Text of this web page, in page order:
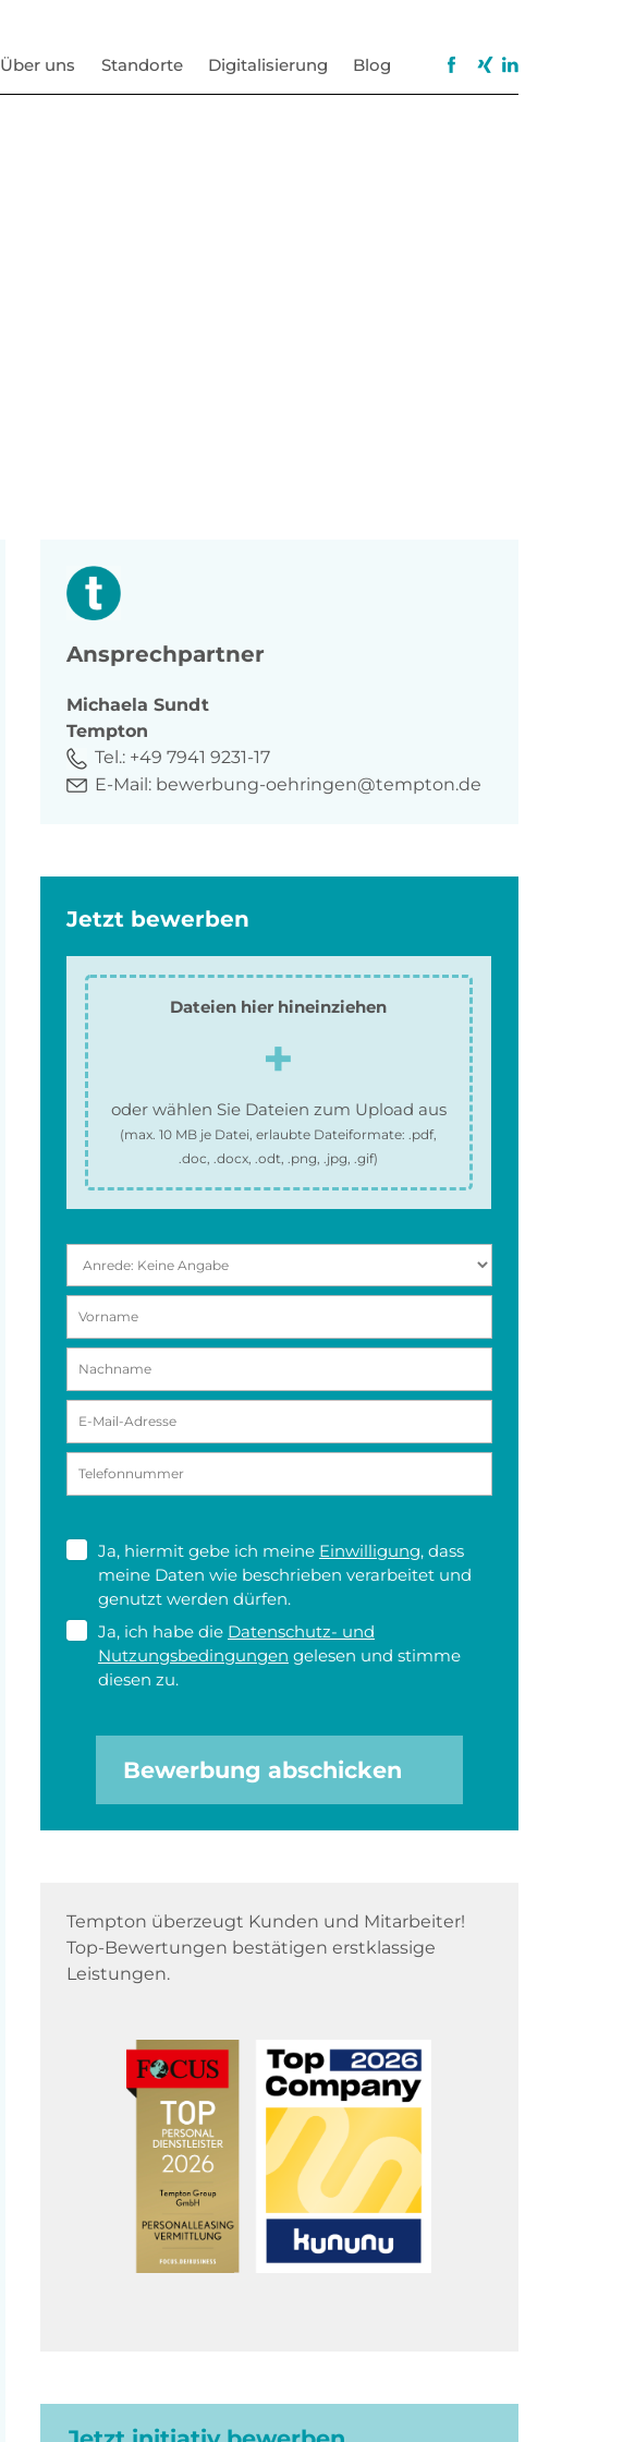
Über uns Standorte Digitalisierung Blog
Ansprechpartner
Michaela Sundt
Tempton
Tel.: +49 7941 9231-17
E-Mail: bewerbung-oehringen@tempton.de
Jetzt bewerben
Dateien hier hineinziehen
oder wählen Sie Dateien zum Upload aus
(max.10 MB je Datei, erlaubte Dateiformate:.pdf,
.doc, .docx, .odt, .png, .jpg, .gif)
Ja, hiermit gebe ich meine Einwilligung, dass
meine Daten wie beschrieben verarbeitet und
genutzt werden dürfen.
Ja, ich habe die Datenschutz- und
Nutzungsbedingungen gelesen und stimme
diesen zu.
Bewerbung abschicken
Tempton überzeugt Kunden und Mitarbeiter!
Top-Bewertungen bestätigen erstklassige
Leistungen.